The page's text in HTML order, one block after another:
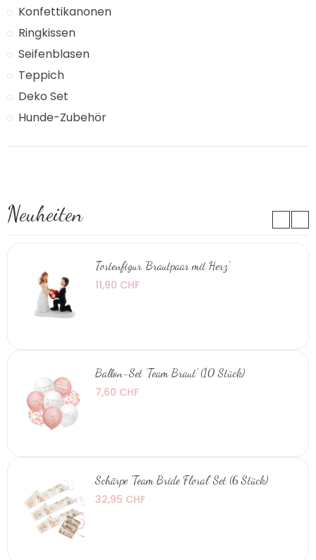
Konfettikanonen
Ringkissen
Seifenblasen
Teppich
Deko Set
Hunde-Zubehör
Neuheiten
Tortenfigur 'Brautpaar mit Herz'
11,90 CHF
Ballon-Set 'Team Braut' (10 Stück)
7,60 CHF
Schärpe 'Team Bride Floral' Set (6 Stück)
32,95 CHF